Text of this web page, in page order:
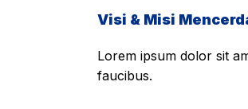
Visi & Misi
Lorem ipsum dolor sit
faucibus.